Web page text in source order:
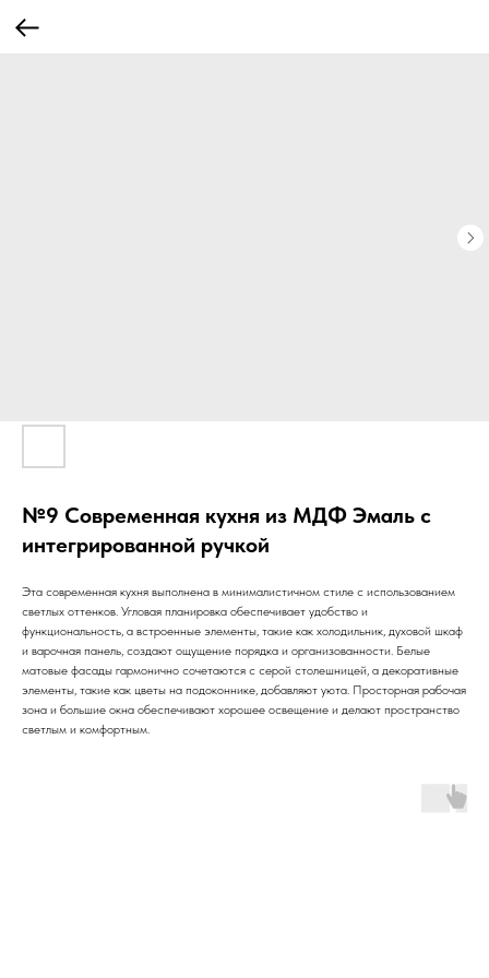
№9 Современная кухня из МДФ Эмаль с
интегрированной ручкой
Эта современная кухня выполнена в минималистичном стиле с использованием
светлых оттенков. Угловая планировка обеспечивает удобство и
функциональность, а встроенные элементы, такие как холодильник, духовой шкаф
и варочная панель, создают ощущение порядка и организованности. Белые
матовые фасады гармонично сочетаются с серой столешницей, а декоративные
элементы, такие как цветы на подоконнике, добавляют уюта. Просторная рабочая
зона и большие окна обеспечивают хорошее освещение и делают пространство
светлым и комфортным.